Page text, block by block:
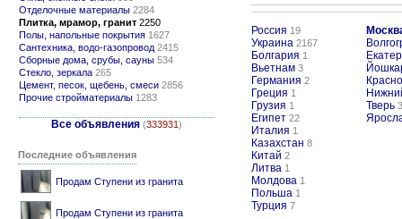
Отделочные материалы 2284
Плитка, мрамор, гранит 2250
Полы, напольные покрытия 1627
Сантехника, водо-газопровод 2415
Сборные дома, срубы, сауны 534
Стекло, зеркала 265
Цемент, песок, щебень, смеси 2856
Прочие стройматериалы 1283
Все объявления (333931)
Последние объявления
Продам Ступени из гранита
Продам Ступени из гранита
Россия 19
Украина 2167
Болгария 1
Вьетнам 3
Германия 2
Греция 1
Грузия 1
Египет 22
Италия 1
Казахстан 8
Китай 2
Литва 1
Молдова 1
Польша 1
Турция 7
Тверь 3